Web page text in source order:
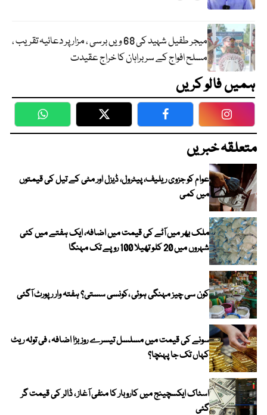
میجر طفیل شہید کی 68 ویں برسی ، مزار پر دعائیہ تقریب ،
مسلح افواج کے سربراہان کا خراج عقیدت
ہمیں فالو کریں
WhatsApp Twitter Facebook
متعلقہ خبریں
عوام کو جزوی ریلیف، پیٹرول، ڈیزل اور مٹی کے تیل کی قیمتوں
میں کمی
ملک بھر میں آٹے کی قیمت میں اضافہ، ایک ہفتے میں کئی
شہروں میں 20 کلو تھیلا 100 روپے تک مہنگا
کون سی چیز مہنگی ہوئی ،کونسی سستی؟ ہفتہ وار رپورٹ آگئی
سونے کی قیمت میں مسلسل تیسرے روز بڑا اضافہ ، فی تولہ ریٹ
کہاں تک جا پہنچا؟
اسٹاک ایکسچینج میں کاروبار کا منفی آغاز ، ڈالر کی قیمت گر
گئی